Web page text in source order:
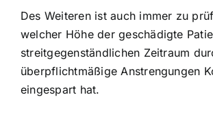
Des Weiteren ist auch immer zu
welcher Höhe der geschädigte
streitgegenständlichen Zeitraum
überpflichtmäßige Anstrengungen
eingespart hat.